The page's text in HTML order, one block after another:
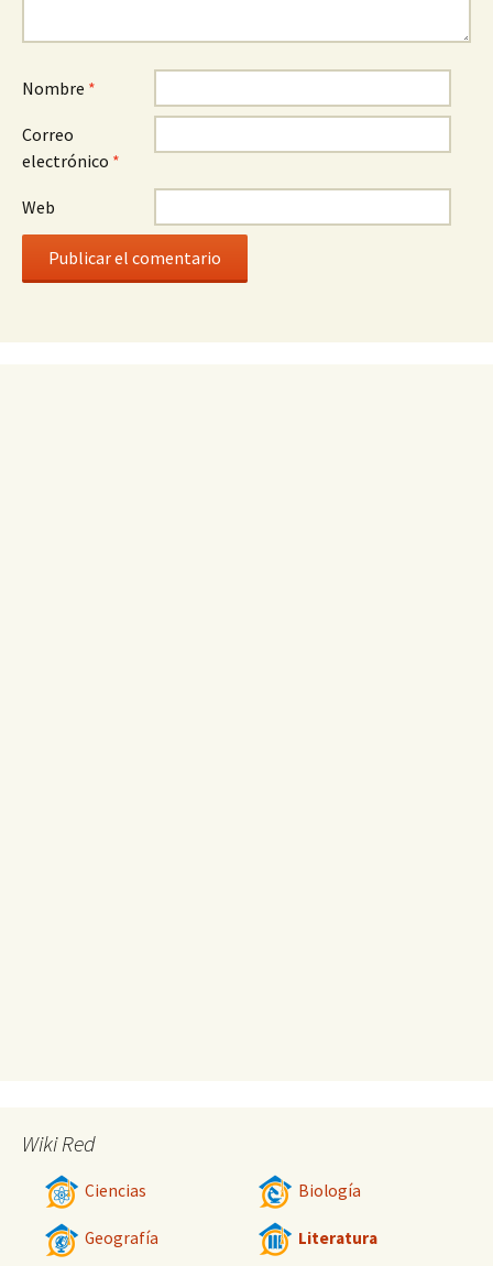
Nombre *
Correo
electrónico *
Web
Wiki Red
Ciencias Biología
Geografía Literatura